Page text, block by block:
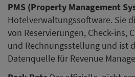
PMS (Property Management
Hotelverwaltungssoftware. Sie
von Reservierungen, Check-ins,
und Rechnungsstellung und ist
Datenquelle für Revenue